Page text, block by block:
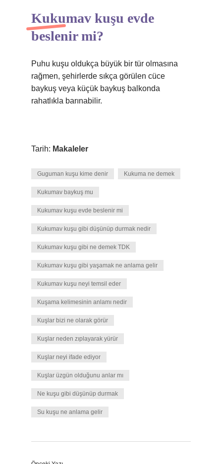
Kukumav kuşu evde
beslenir mi?
Puhu kuşu oldukça büyük bir tür olmasına
rağmen, şehirlerde sıkça görülen cüce
baykuş veya küçük baykuş balkonda
rahatlıkla barınabilir.
Tarih: Makaleler
Guguman kuşu kime denir Kukuma ne demek
Kukumav baykuş mu
Kukumav kuşu evde beslenir mi
Kukumav kuşu gibi düşünüp durmak nedir
Kukumav kuşu gibi ne demek TDK
Kukumav kuşu gibi yaşamak ne anlama gelir
Kukumav kuşu neyi temsil eder
Kuşama kelimesinin anlamı nedir
Kuşlar bizi ne olarak görür
Kuşlar neden zıplayarak yürür
Kuşlar neyi ifade ediyor
Kuşlar üzgün olduğunu anlar mı
Ne kuşu gibi düşünüp durmak
Su kuşu ne anlama gelir